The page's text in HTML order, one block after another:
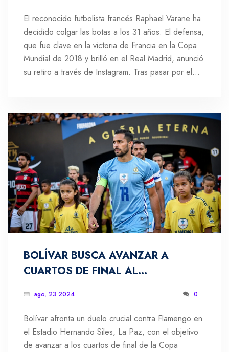
El reconocido futbolista francés Raphaël Varane ha
decidido colgar las botas a los 31 años. El defensa,
que fue clave en la victoria de Francia en la Copa
Mundial de 2018 y brilló en el Real Madrid, anunció
su retiro a través de Instagram. Tras pasar por el
italiano, su carrera se cierra con numerosos títulos y
logros.
BOLÍVAR BUSCA AVANZAR A
CUARTOS DE FINAL AL
PAZ
ago, 23 2024 0
Bolívar afronta un duelo crucial contra Flamengo en
el Estadio Hernando Siles, La Paz, con el objetivo
de avanzar a los cuartos de final de la Copa